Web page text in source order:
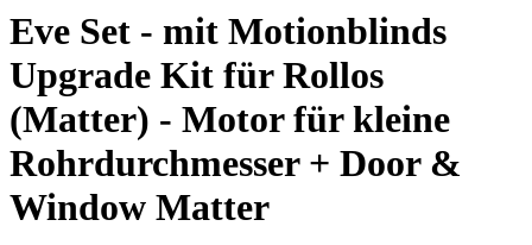
Eve Set - mit Motionblinds
Upgrade Kit für Rollos
(Matter) - Motor für kleine
Rohrdurchmesser + Door &
Window Matter